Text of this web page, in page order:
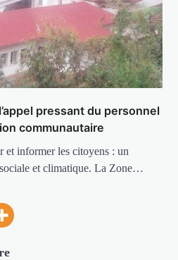
pressant du personnel
communautaire
et informer les citoyens : un
et climatique. La Zone…